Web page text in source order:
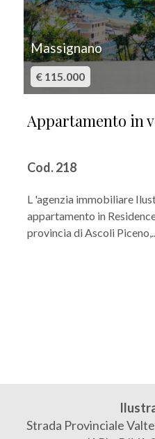
Massignano
€ 115.000
Appartamento in
Cod. 218
L 'agenzia immobiliare
appartamento in
provincia di Ascoli
Strada Provinciale